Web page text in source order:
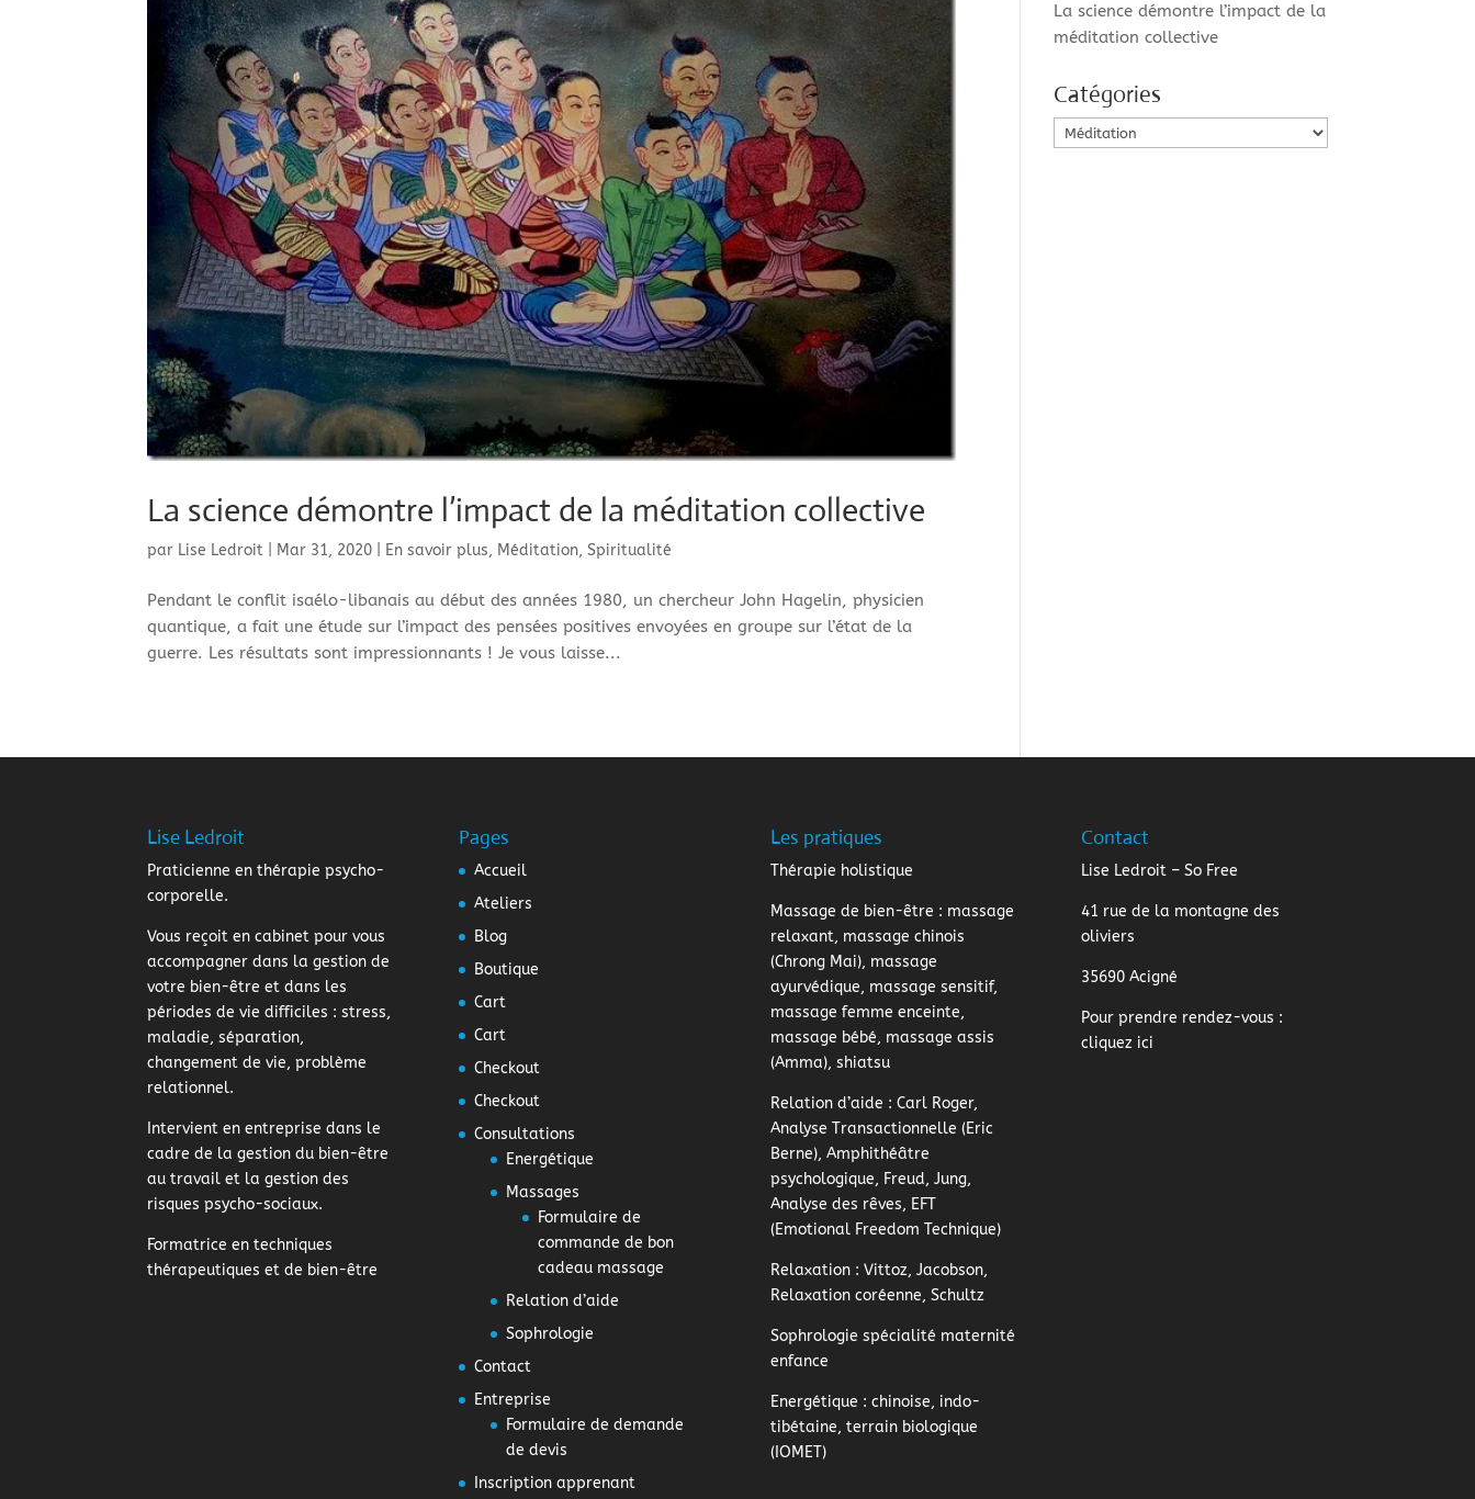
La science démontre l’impact de la méditation collective
par Lise Ledroit Mar 31, 2020 En savoir plus, Méditation,Spiritualité
Pendant le conflit isaélo-libanais au début des années 1980, un chercheur John Hagelin, physicien
quantique, a fait une étude sur l’impact des pensées positives envoyées en groupe sur l’état de la
guerre. Les résultats sont impressionnants ! Je vous laisse...
La science démontre l’impact de la
méditation collective
Catégories
Catégories
Lise Ledroit
Praticienne en thérapie psycho-
corporelle.
Vous reçoit en cabinet pour vous
accompagner dans la gestion de
votre bien-être et dans les
périodes de vie difficiles : stress,
maladie, séparation,
changement de vie, problème
relationnel.
Intervient en entreprise dans le
cadre de la gestion du bien-être
au travail et la gestion des
risques psycho-sociaux.
Formatrice en techniques
thérapeutiques et de bien-être
Pages
Accueil
Ateliers
Blog
Boutique
Cart
Cart
Checkout
Checkout
Consultations
Energétique
Massages
Formulaire de
commande de bon
cadeau massage
Relation d’aide
Sophrologie
Contact
Entreprise
Formulaire de demande
de devis
Inscription apprenant
Les pratiques
Thérapie holistique
Massage de bien-être : massage
relaxant, massage chinois
(Chrong Mai), massage
ayurvédique, massage sensitif,
massage femme enceinte,
massage bébé, massage assis
(Amma), shiatsu
Relation d’aide : Carl Roger,
Analyse Transactionnelle (Eric
Berne), Amphithéâtre
psychologique, Freud, Jung,
Analyse des rêves, EFT
(Emotional Freedom Technique)
Relaxation: Vittoz, Jacobson,
Relaxation coréenne, Schultz
Sophrologie spécialité maternité
enfance
Energétique : chinoise, indo-
tibétaine, terrain biologique
(IOMET)
Contact
Lise Ledroit – So Free
41 rue de la montagne des
oliviers
35690 Acigné
Pour prendre rendez-vous :
cliquez ici